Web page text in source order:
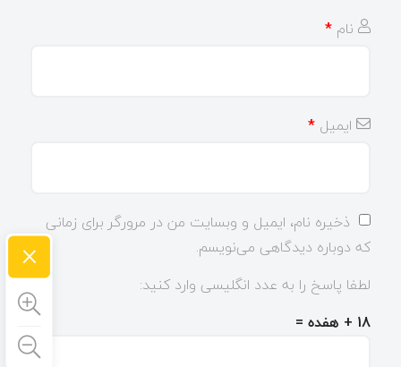
نام *
ایمیل *
ذخیره نام، ایمیل و وبسایت من در مرورگر برای زمانی
که دوباره دیدگاهی می‌نویسم.
لطفا پاسخ را به عدد انگلیسی وارد کنید:
18 + هفده =
×